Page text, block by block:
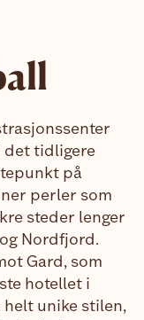
det tidligere
på
perler som
steder lenger
Nordfjord.
Gard, som
hotellet i
helt unike stilen,